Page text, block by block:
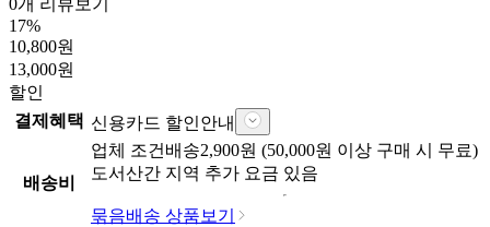
0개 리뷰보기
17%
10,800원
13,000원
할인
결제혜택 신용카드 할인안내
배송비
업체 조건배송2,900원 (50,000원 이상 구매 시 무료)
도서산간 지역 추가 요금 있음
묶음배송 상품보기